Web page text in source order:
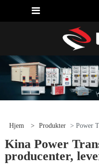
Hjem > Produkter > Power
Kina Power
producenter,